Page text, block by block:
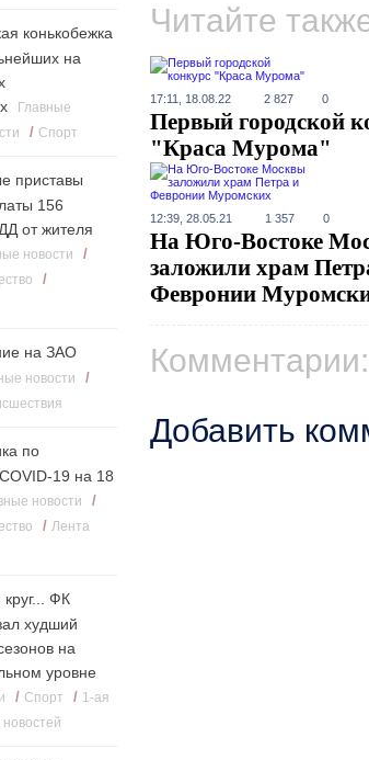
конькобежка
на
Главные
/ Cпорт
приставы
156
от жителя
новости /
/
на ЗАО
новости /
по
19 на 18
новости /
/ Лента
ФК
худший
на
уровне
/ Cпорт / 1-ая
Читайте
17:11, 18.08.22 2 827 0
Первый городской
"Краса Мурома"
12:39, 28.05.21 1 357 0
На Юго-Востоке
заложили храм
Февронии
Комментарии:
Добавить